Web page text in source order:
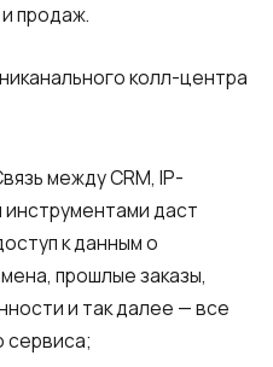
продаж.
колл-центра
между CRM, IP-
даст
к данным о
прошлые заказы,
и так далее — все
сервиса;